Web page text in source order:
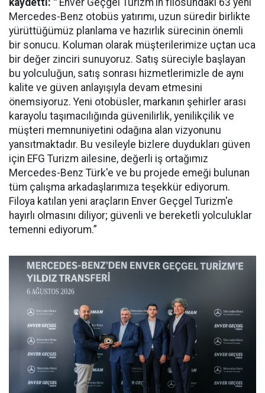
Mercedes-Benz otobüs yatırımı, uzun süredir birlikte
yürüttüğümüz planlama ve hazırlık sürecinin önemli
bir sonucu. Koluman olarak müşterilerimize uçtan uca
bir değer zinciri sunuyoruz. Satış süreciyle başlayan
bu yolculuğun, satış sonrası hizmetlerimizle de aynı
kalite ve güven anlayışıyla devam etmesini
önemsiyoruz. Yeni otobüsler, markanın şehirler arası
karayolu taşımacılığında güvenilirlik, yenilikçilik ve
müşteri memnuniyetini odağına alan vizyonunu
yansıtmaktadır. Bu vesileyle bizlere duydukları güven
için EFG Turizm ailesine, değerli iş ortağımız
Mercedes-Benz Türk'e ve bu projede emeği bulunan
tüm çalışma arkadaşlarımıza teşekkür ediyorum.
Filoya katılan yeni araçların Enver Geçgel Turizm'e
hayırlı olmasını diliyor; güvenli ve bereketli yolculuklar
temenni ediyorum.”